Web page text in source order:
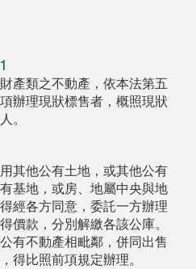
產類之不動產，依本法第五
辦理現狀標售者，概照現狀
。
其他公有土地，或其他公有
基地，或房、地屬中央與地
經各方同意，委託一方辦理
價款，分別解繳各該公庫。
有不動產相毗鄰，併同出售
得比照前項規定辦理。